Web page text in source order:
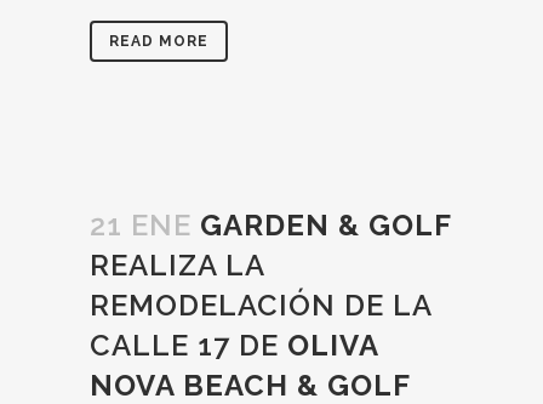
READ MORE
21 ENE GARDEN & GOLF
REALIZA LA
REMODELACIÓN DE LA
CALLE 17 DE OLIVA
NOVA BEACH & GOLF